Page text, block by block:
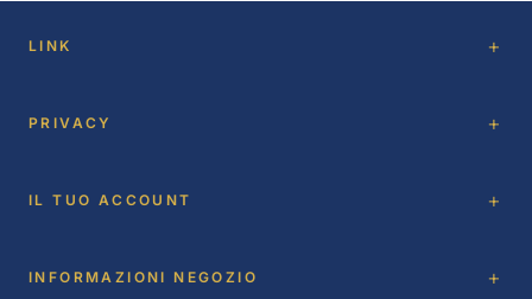
LINK
PRIVACY
IL TUO ACCOUNT
INFORMAZIONI NEGOZIO